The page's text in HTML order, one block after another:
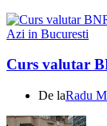
Azi in Bucuresti
Curs valutar
De laRadu